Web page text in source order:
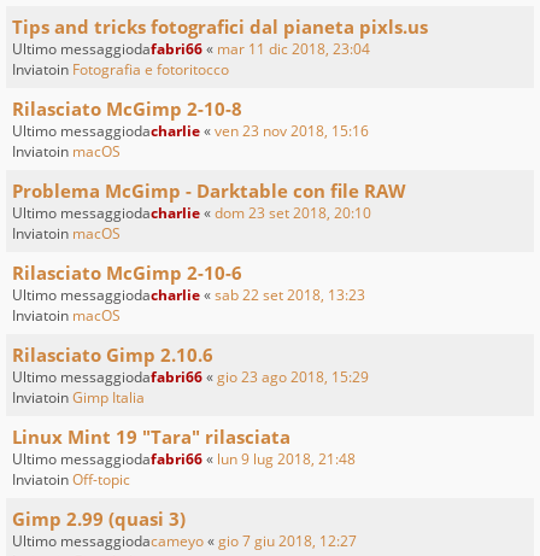
Tips and tricks fotografici dal pianeta pixls.us
Ultimo messaggiodafabri66« mar 11 dic 2018, 23:04
Inviatoin Fotografia e fotoritocco
Rilasciato McGimp 2-10-8
Ultimo messaggiodacharlie«ven 23 nov 2018, 15:16
Inviatoin macOS
Problema McGimp - Darktable con file RAW
Ultimo messaggiodacharlie«dom 23 set 2018, 20:10
Inviatoin macOS
Rilasciato McGimp 2-10-6
Ultimo messaggiodacharlie«sab 22 set 2018, 13:23
Inviatoin macOS
Rilasciato Gimp 2.10.6
Ultimo messaggiodafabri66«gio 23 ago 2018, 15:29
InviatoinGimp Italia
Linux Mint 19 "Tara" rilasciata
Ultimo messaggiodafabri66« lun 9 lug 2018, 21:48
InviatoinOff-topic
Gimp 2.99 (quasi 3)
Ultimo messaggiodacameyo«gio 7 giu 2018, 12:27